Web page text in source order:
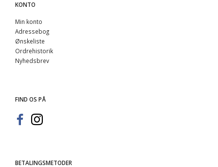
KONTO
Min konto
Adressebog
Ønskeliste
Ordrehistorik
Nyhedsbrev
FIND OS PÅ
BETALINGSMETODER